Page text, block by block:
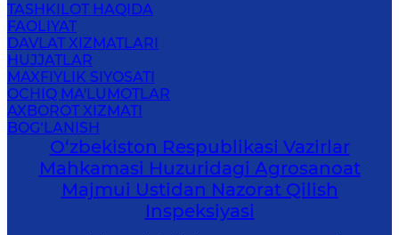
TASHKILOT HAQIDA
FAOLIYAT
DAVLAT XIZMATLARI
HUJJATLAR
MAXFIYLIK SIYOSATI
OCHIQ MA'LUMOTLAR
AXBOROT XIZMATI
BOG‘LANISH
O‘zbekiston Respublikasi Vazirlar
Mahkamasi Huzuridagi Agrosanoat
Majmui Ustidan Nazorat Qilish
Inspeksiyasi